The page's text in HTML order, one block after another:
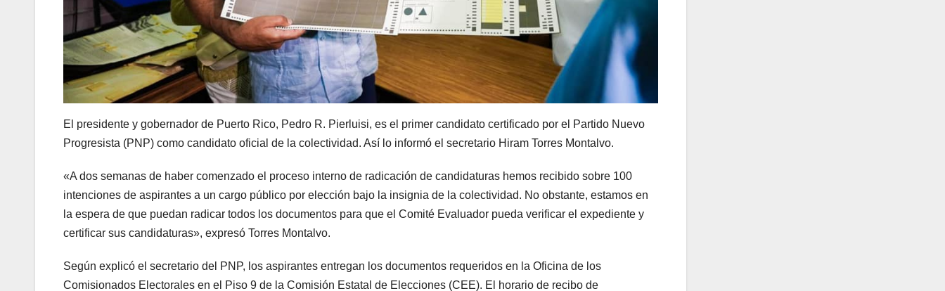
El presidente y gobernador de Puerto Rico, Pedro R. Pierluisi, es el primer candidato certificado por el Partido Nuevo
Progresista (PNP) como candidato oficial de la colectividad. Así lo informó el secretario Hiram Torres Montalvo.
«A dos semanas de haber comenzado el proceso interno de radicación de candidaturas hemos recibido sobre 100
intenciones de aspirantes a un cargo público por elección bajo la insignia de la colectividad. No obstante, estamos en
la espera de que puedan radicar todos los documentos para que el Comité Evaluador pueda verificar el expediente y
certificar sus candidaturas», expresó Torres Montalvo.
Según explicó el secretario del PNP, los aspirantes entregan los documentos requeridos en la Oficina de los
Comisionados Electorales en el Piso 9 de la Comisión Estatal de Elecciones (CEE). El horario de recibo de